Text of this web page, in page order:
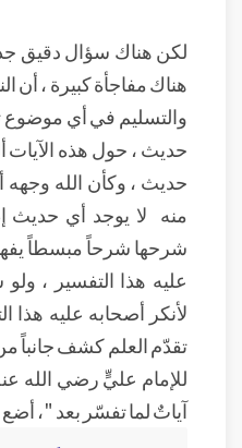
لكن هناك سؤال دقيق
هناك مفاجأة كبيرة ، أن
والتسليم في أي موضوع
حديث ، حول هذه الآيات
حديث ، وكأن الله وجهه
منه لا يوجد أي حديث
شرحها شرحاً مبسطاً
عليه هذا التفسير ،
لأنكر أصحابه عليه هذا
تقدّم العلم كشف جانباً
للإمام عليٍّ رضي الله
آياتٌ لما تفسّر بعد "، أضع